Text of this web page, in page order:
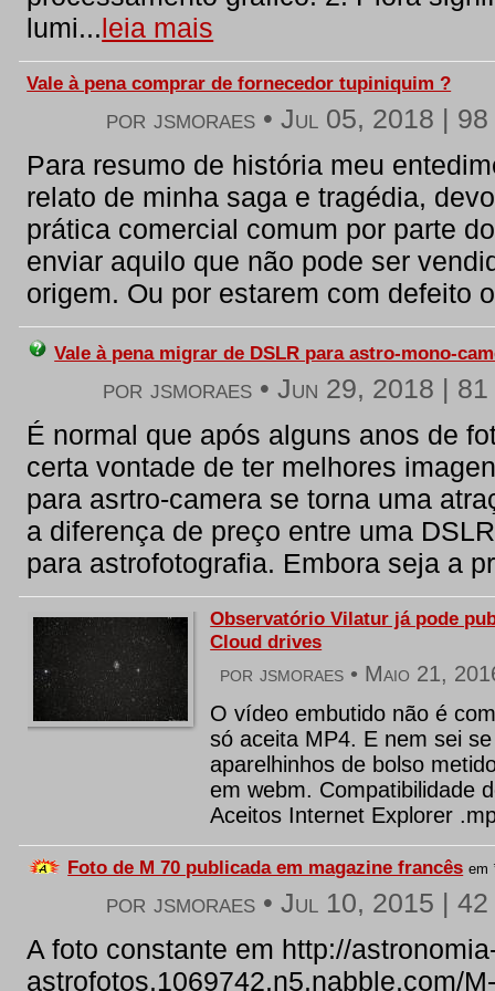
lumi...leia mais
Vale à pena comprar de fornecedor tupiniquim ?
por jsmoraes •Jul 05, 2018 | 98
Para resumo de história meu
relato de minha saga e tragédia,
prática comercial comum por parte
enviar aquilo que não pode ser
origem. Ou por estarem com defeito
Vale à pena migrar de DSLR para astro-mono-
por jsmoraes •Jun 29, 2018 | 81
É normal que após alguns anos de
certa vontade de ter melhores
para asrtro-camera se torna uma
a diferença de preço entre uma
para astrofotografia. Embora seja a
Observatório Vilatur já pode
Cloud drives
por jsmoraes • Maio 21,
O vídeo embutido não é
só aceita MP4. E nem sei
aparelhinhos de bolso
em webm. Compatibilidade
Aceitos Internet Explorer
Foto de M 70 publicada em magazine francês em
por jsmoraes •Jul 10, 2015 | 42
A foto constante em http://
astrofotos.1069742.n5.nabble.com/